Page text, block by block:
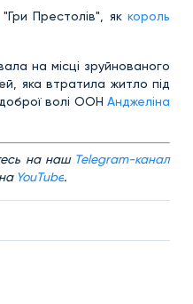
Престолів", як король
на місці зруйнованого
яка втратила житло під
доброї волі ООН Анджеліна
на наш Telegram-канал
на YouTube.